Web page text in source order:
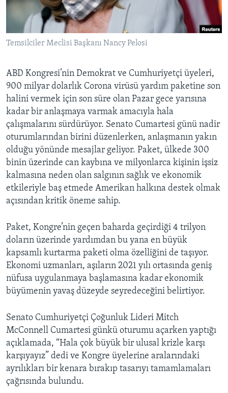
HAYATTAN
SANAT
BIZI TAKIP EDIN
Temsilciler Meclisi Başkanı Nancy Pelosi
ABD Kongresi’nin Demokrat ve Cumhuriyetçi üyeleri,
900 milyar dolarlık Corona virüsü yardım paketine son
halini vermek için son süre olan Pazar gece yarısına
kadar bir anlaşmaya varmak amacıyla hala
çalışmalarını sürdürüyor. Senato Cumartesi günü nadir
oturumlarından birini düzenlerken, anlaşmanın yakın
olduğu yönünde mesajlar geliyor. Paket, ülkede 300
binin üzerinde can kaybına ve milyonlarca kişinin işsiz
kalmasına neden olan salgının sağlık ve ekonomik
etkileriyle baş etmede Amerikan halkına destek olmak
açısından kritik öneme sahip.
Paket, Kongre’nin geçen baharda geçirdiği 4 trilyon
doların üzerinde yardımdan bu yana en büyük
kapsamlı kurtarma paketi olma özelliğini de taşıyor.
Ekonomi uzmanları, aşıların 2021 yılı ortasında geniş
nüfusa uygulanmaya başlamasına kadar ekonomik
büyümenin yavaş düzeyde seyredeceğini belirtiyor.
Senato Cumhuriyetçi Çoğunluk Lideri Mitch
McConnell Cumartesi günkü oturumu açarken yaptığı
açıklamada, “Hala çok büyük bir ulusal krizle karşı
karşıyayız” dedi ve Kongre üyelerine aralarındaki
ayrılıkları bir kenara bırakıp tasarıyı tamamlamaları
çağrısında bulundu.